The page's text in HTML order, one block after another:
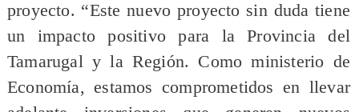
proyecto. “Este nuevo proyecto sin duda tiene
un impacto positivo para la Provincia del
Tamarugal y la Región. Como ministerio de
Economía, estamos comprometidos en llevar